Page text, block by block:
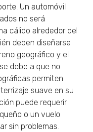
Un automóvil
no será
cálido alrededor del
deben diseñarse
geográfico y el
debe a que no
permiten
suave en su
puede requerir
o un vuelo
sin problemas.